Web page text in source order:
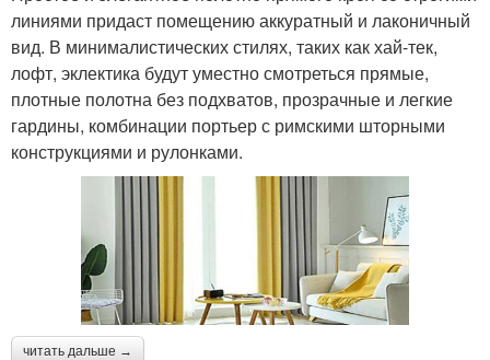
линиями придаст помещению аккуратный и лаконичный
вид. В минималистических стилях, таких как хай-тек,
лофт, эклектика будут уместно смотреться прямые,
плотные полотна без подхватов, прозрачные и легкие
гардины, комбинации портьер с римскими шторными
конструкциями и рулонками.
читать дальше →